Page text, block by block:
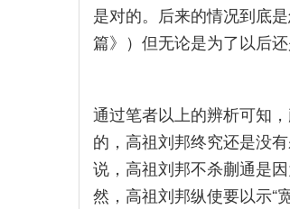
是对的。后来的情况到底
篇》）但无论是为了以后
通过笔者以上的辨析可知
的，高祖刘邦终究还是没
说，高祖刘邦不杀蒯通是
然，高祖刘邦纵使要以示“